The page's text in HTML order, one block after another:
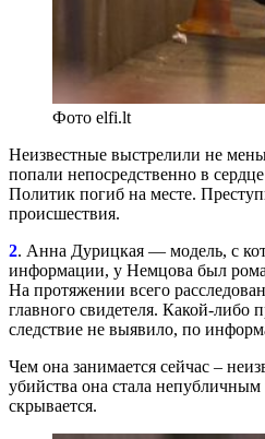
Фото elfi.lt
Неизвестные выстрелили не
попали непосредственно в
Политик погиб на месте.
происшествия.
2. Анна Дурицкая — модель, с
информации, у Немцова был
На протяжении всего
главного свидетеля. Какой-либо
следствие не выявило, по
Чем она занимается сейчас –
убийства она стала
скрывается.